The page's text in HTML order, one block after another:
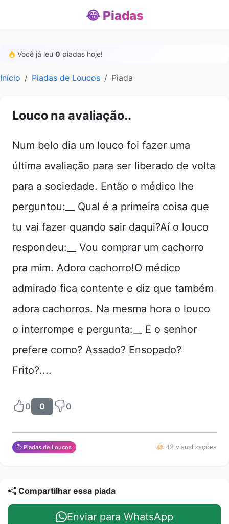
😂 Piadas
Você já leu 0 piadas hoje!
Início Piadas de Loucos Piada
Louco na avaliação..
Num belo dia um louco foi fazer uma
última avaliação para ser liberado de volta
para a sociedade. Então o médico lhe
perguntou:__ Qual é a primeira coisa que
tu vai fazer quando sair daqui?Aí o louco
respondeu:__ Vou comprar um cachorro
pra mim. Adoro cachorro!O médico
admirado fica contente e diz que também
adora cachorros. Na mesma hora o louco
o interrompe e pergunta:__ E o senhor
prefere como? Assado? Ensopado?
Frito?....
0 0 0
Piadas de Loucos 42 visualizações
Compartilhar essa piada
Enviar para WhatsApp